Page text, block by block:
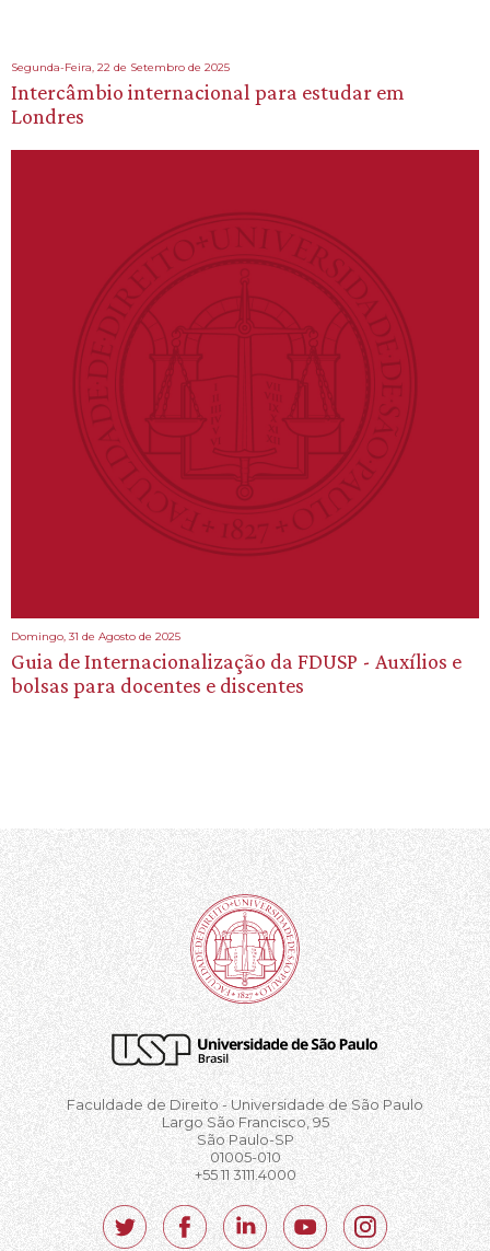
Segunda-Feira, 22 de Setembro de 2025
Intercâmbio internacional para estudar em
Londres
Domingo, 31 de Agosto de 2025
Guia de Internacionalização da FDUSP - Auxílios e
bolsas para docentes e discentes
Faculdade de Direito - Universidade de São Paulo
Largo São Francisco, 95
São Paulo-SP
01005-010
+55 11 3111.4000